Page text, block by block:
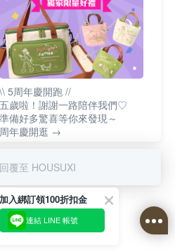
\\ 5周年慶開跑 //
五歲啦！謝謝一路陪伴我們♡
準備好多驚喜等你來發現～
周年慶開逛 →
回覆至 HOUSUXI
加入綁訂領100折扣金
連結 LINE 帳號